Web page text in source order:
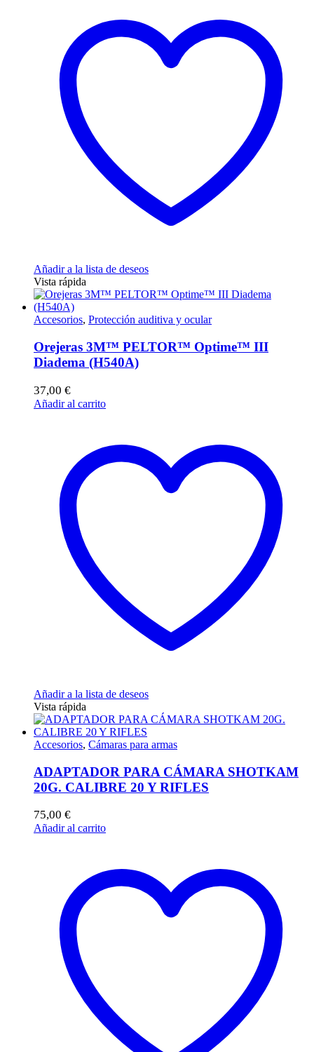
Añadir a la lista de deseos
Vista rápida
Accesorios, Protección auditiva y ocular
Orejeras 3M™ PELTOR™ Optime™ III
Diadema (H540A)
37,00 €
Añadir al carrito
Añadir a la lista de deseos
Vista rápida
Accesorios, Cámaras para armas
ADAPTADOR PARA CÁMARA SHOTKAM
20G. CALIBRE 20 Y RIFLES
75,00 €
Añadir al carrito